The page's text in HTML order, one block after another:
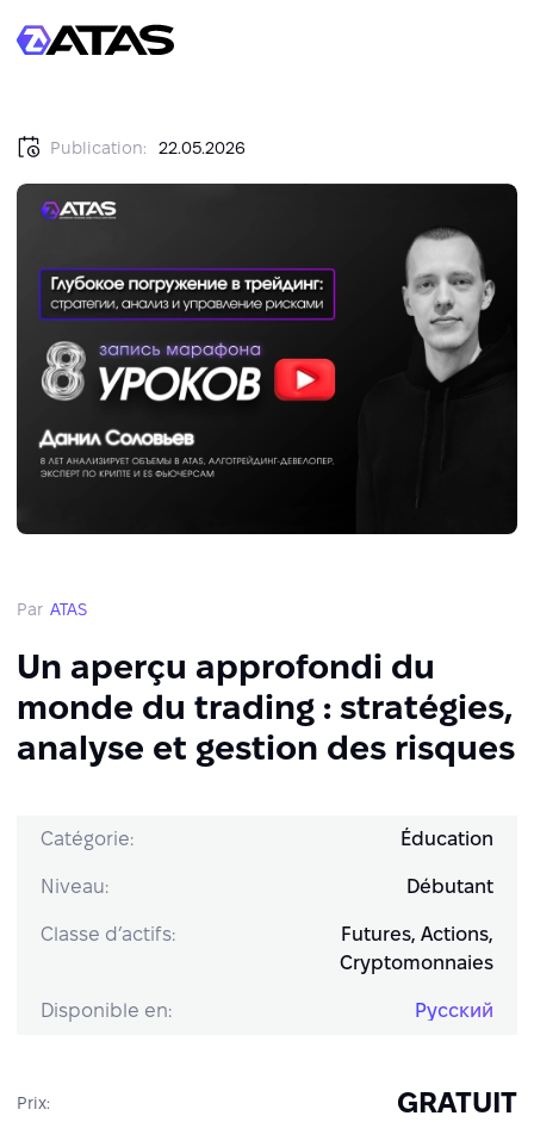
Publication: 22.05.2026
Par ATAS
Un aperçu approfondi du
monde du trading : stratégies,
analyse et gestion des risques
Catégorie: Éducation
Niveau: Débutant
Classe d’actifs:
Futures, Actions,
Cryptomonnaies
Disponible en: Русский
Prix: GRATUIT